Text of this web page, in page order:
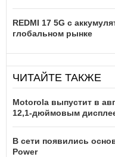
REDMI 17 5G c
глобальном рынке
ЧИТАЙТЕ ТАКЖЕ
Motorola выпустит в
12,1-дюймовым
В сети появились
Power